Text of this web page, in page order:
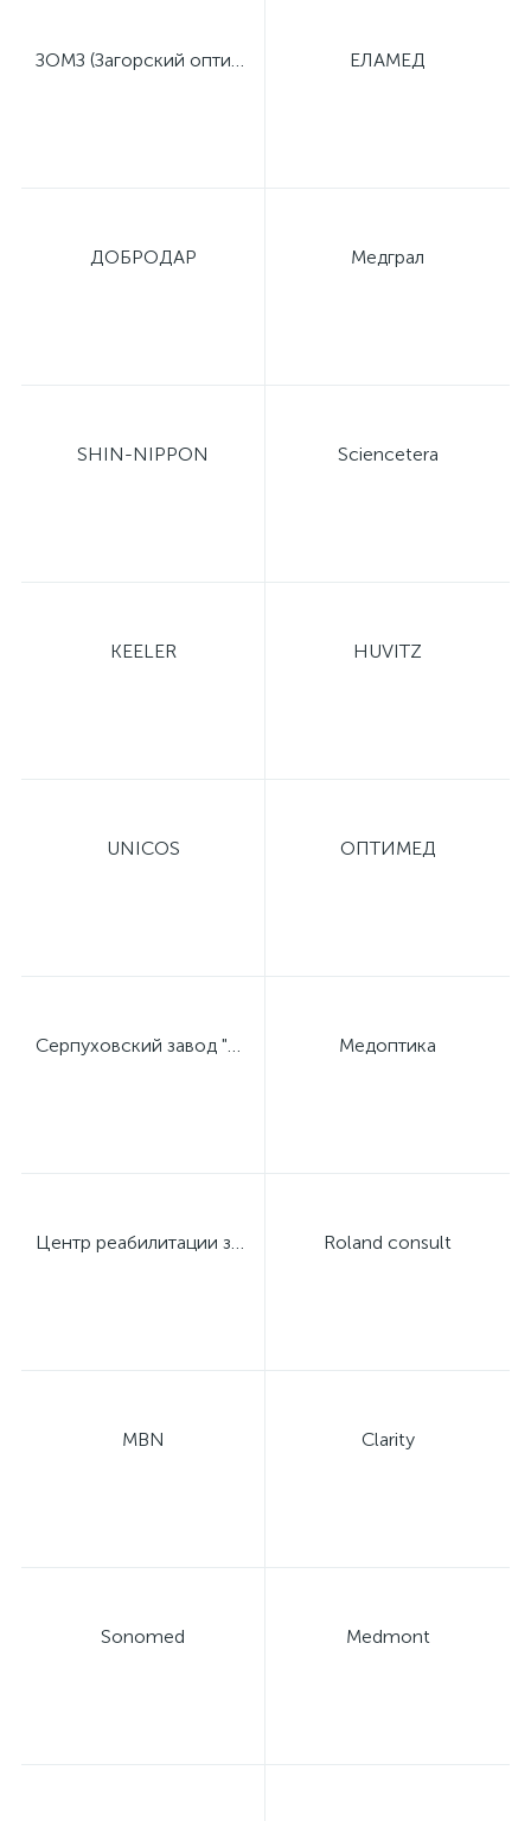
ЗОМЗ (Загорский оптико-механический завод) ЕЛАМЕД
ДОБРОДАР Медграл
SHIN-NIPPON Sciencetera
KEELER HUVITZ
UNICOS ОПТИМЕД
Серпуховский завод "Металлист" Медоптика
Центр реабилитации зрения профессора Дембского Roland consult
MBN Clarity
Sonomed Medmont